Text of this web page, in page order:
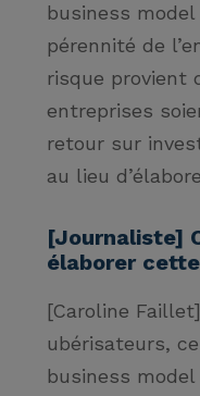
business
pérennité de
risque provient
entreprises
retour sur
au lieu
[Journaliste]
élaborer
[Caroline
ubérisateurs,
business